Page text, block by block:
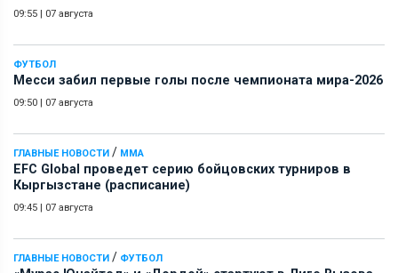
09:55 | 07 августа
ФУТБОЛ
Месси забил первые голы после чемпионата мира-2026
09:50 | 07 августа
ГЛАВНЫЕ НОВОСТИ / ММА
EFC Global проведет серию бойцовских турниров в
Кыргызстане (расписание)
09:45 | 07 августа
ГЛАВНЫЕ НОВОСТИ / ФУТБОЛ